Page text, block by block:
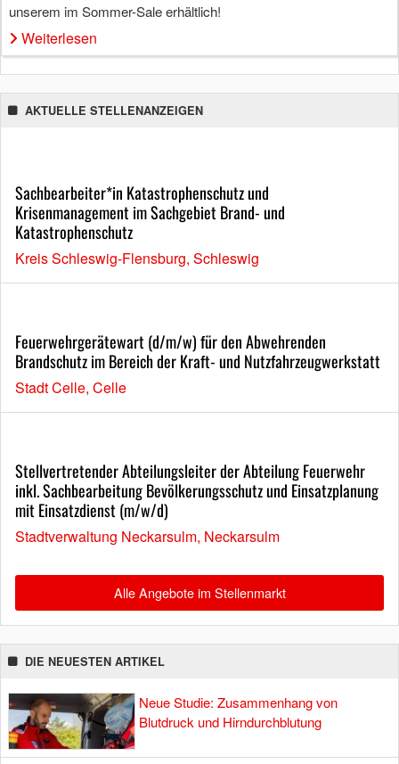
unserem im Sommer-Sale erhältlich!
Weiterlesen
AKTUELLE STELLENANZEIGEN
Sachbearbeiter*in Katastrophenschutz und
Krisenmanagement im Sachgebiet Brand- und
Katastrophenschutz
Kreis Schleswig-Flensburg, Schleswig
Feuerwehrgerätewart (d/m/w) für den Abwehrenden
Brandschutz im Bereich der Kraft- und Nutzfahrzeugwerkstatt
Stadt Celle, Celle
Stellvertretender Abteilungsleiter der Abteilung Feuerwehr
inkl. Sachbearbeitung Bevölkerungsschutz und Einsatzplanung
mit Einsatzdienst (m/w/d)
Stadtverwaltung Neckarsulm, Neckarsulm
Alle Angebote im Stellenmarkt
DIE NEUESTEN ARTIKEL
Neue Studie: Zusammenhang von
Blutdruck und Hirndurchblutung